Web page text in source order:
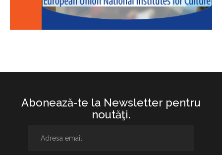
Abonează-te la Newsletter pentru
noutăţi.